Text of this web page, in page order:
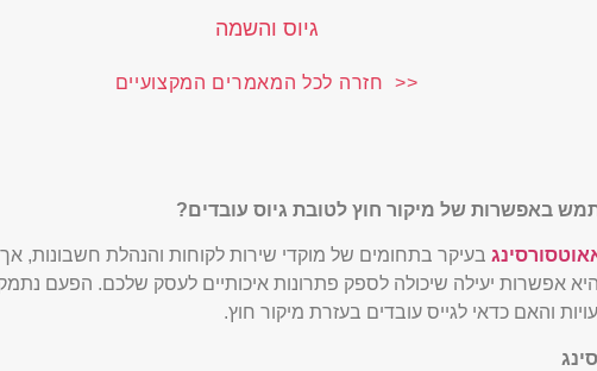
גיוס והשמה
<< חזרה לכל המאמרים המקצועיים
באפשרות של מיקור חוץ לטובת גיוס עובדים?
בעיקר בתחומים של מוקדי שירות לקוחות והנהלת חשבונות,
היא אפשרות יעילה שיכולה לספק פתרונות איכותיים לעסק שלכם. הפעם
והאם כדאי לגייס עובדים בעזרת מיקור חוץ.